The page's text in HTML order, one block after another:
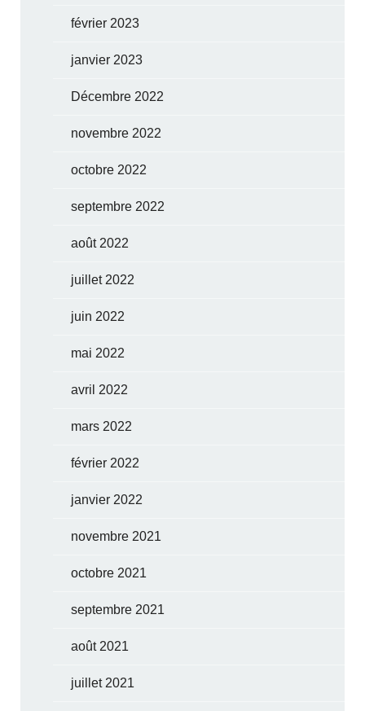
février 2023
janvier 2023
Décembre 2022
novembre 2022
octobre 2022
septembre 2022
août 2022
juillet 2022
juin 2022
mai 2022
avril 2022
mars 2022
février 2022
janvier 2022
novembre 2021
octobre 2021
septembre 2021
août 2021
juillet 2021